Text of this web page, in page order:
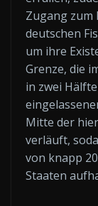
Zugang zum
deutschen
um ihre
Grenze, die
in zwei
Mitte der
verläuft,
von knapp
Staaten